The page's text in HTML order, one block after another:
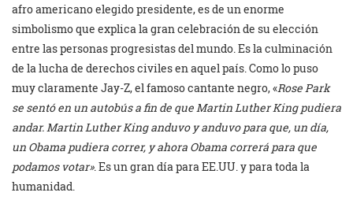
afro americano elegido presidente, es de un enorme
simbolismo que explica la gran celebración de su elección
entre las personas progresistas del mundo. Es la culminación
de la lucha de derechos civiles en aquel país. Como lo puso
muy claramente Jay-Z, el famoso cantante negro, «Rose Park
se sentó en un autobús a fin de que Martin Luther King pudiera
andar. Martin Luther King anduvo y anduvo para que, un día,
un Obama pudiera correr, y ahora Obama correrá para que
podamos votar». Es un gran día para EE.UU. y para toda la
humanidad.